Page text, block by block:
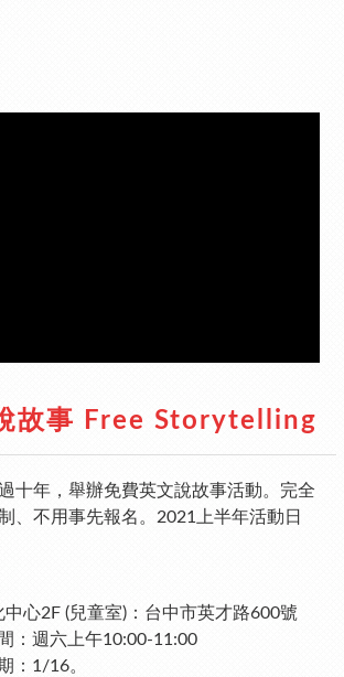
故事 Free Storytelling
十年，舉辦免費英文說故事活動。完全
、不用事先報名。2021上半年活動日
中心2F (兒童室)：台中市英才路600號
：週六上午10:00-11:00
： 1/16。